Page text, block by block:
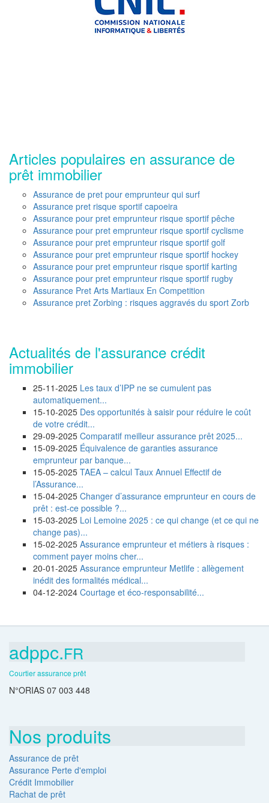
Articles populaires en assurance de
prêt immobilier
Assurance de pret pour emprunteur qui surf
Assurance pret risque sportif capoeira
Assurance pour pret emprunteur risque sportif pêche
Assurance pour pret emprunteur risque sportif cyclisme
Assurance pour pret emprunteur risque sportif golf
Assurance pour pret emprunteur risque sportif hockey
Assurance pour pret emprunteur risque sportif karting
Assurance pour pret emprunteur risque sportif rugby
Assurance Pret Arts Martiaux En Competition
Assurance pret Zorbing : risques aggravés du sport Zorb
Actualités de l'assurance crédit
immobilier
25-11-2025 Les taux d’IPP ne se cumulent pas
automatiquement...
15-10-2025 Des opportunités à saisir pour réduire le coût
de votre crédit...
29-09-2025 Comparatif meilleur assurance prêt 2025...
15-09-2025 Équivalence de garanties assurance
emprunteur par banque...
15-05-2025 TAEA – calcul Taux Annuel Effectif de
l’Assurance...
15-04-2025 Changer d’assurance emprunteur en cours de
prêt : est-ce possible ?...
15-03-2025 Loi Lemoine 2025 : ce qui change (et ce qui ne
change pas)...
15-02-2025 Assurance emprunteur et métiers à risques :
comment payer moins cher...
20-01-2025 Assurance emprunteur Metlife : allègement
inédit des formalités médical...
04-12-2024 Courtage et éco-responsabilité...
adppc.FR
Courtier assurance prêt
N°ORIAS 07 003 448
Nos produits
Assurance de prêt
Assurance Perte d'emploi
Crédit Immobilier
Rachat de prêt